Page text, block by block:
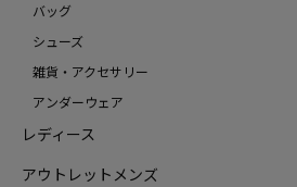
バッグ
シューズ
雑貨・アクセサリー
アンダーウェア
レディース
アウトレットメンズ